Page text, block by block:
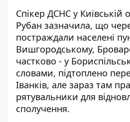
Спікер ДСНС у Київській
Рубан зазначила, що
постраждали населені
Вишгородському,
частково - у
словами, підтоплено
Іванків, але зараз там
рятувальники для
сполучення.